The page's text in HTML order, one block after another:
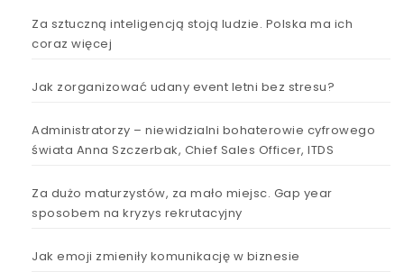
Za sztuczną inteligencją stoją ludzie. Polska ma ich
coraz więcej
Jak zorganizować udany event letni bez stresu?
Administratorzy – niewidzialni bohaterowie cyfrowego
świata Anna Szczerbak, Chief Sales Officer, ITDS
Za dużo maturzystów, za mało miejsc. Gap year
sposobem na kryzys rekrutacyjny
Jak emoji zmieniły komunikację w biznesie